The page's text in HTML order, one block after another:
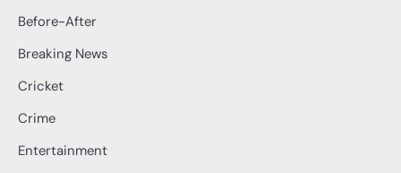
Before-After
Breaking News
Cricket
Crime
Entertainment